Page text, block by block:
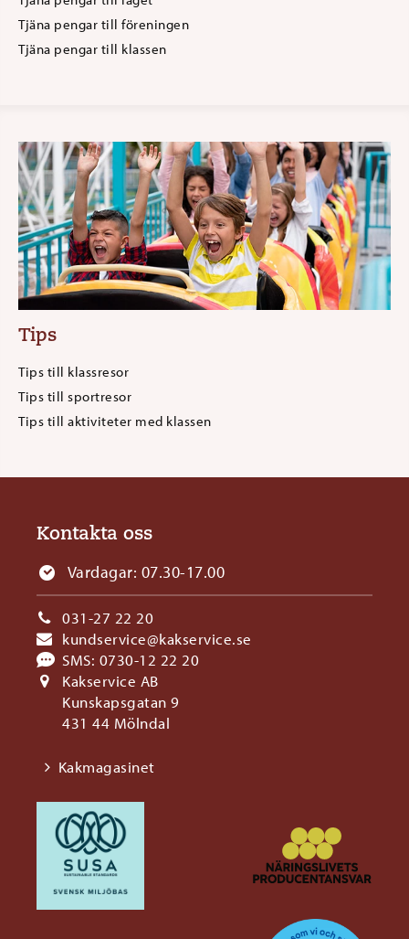
Tjäna pengar till föreningen
Tjäna pengar till klassen
Tips
Tips till klassresor
Tips till sportresor
Tips till aktiviteter med klassen
Kontakta oss
Vardagar: 07.30-17.00
Kakmagasinet
031-27 22 20
kundservice@kakservice.se
SMS: 0730-12 22 20
Kakservice AB
Kunskapsgatan 9
431 44 Mölndal